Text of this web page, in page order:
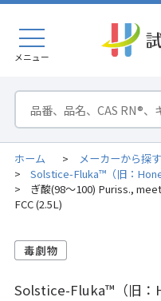
メニュー
ホーム > メーカーから探す
> Solstice-Fluka™（旧：
>
ぎ酸(98～100) Puriss.,
FCC (2.5L)
Solstice-Fluka™（旧：